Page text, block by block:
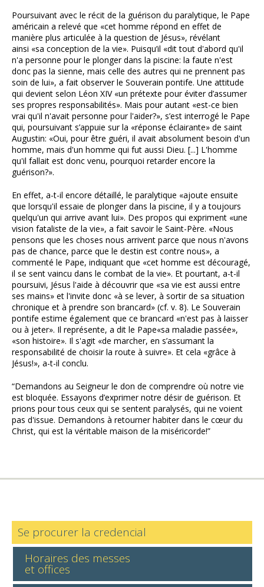
Poursuivant avec le récit de la guérison du paralytique, le Pape
américain a relevé que «cet homme répond en effet de
manière plus articulée à la question de Jésus», révélant
ainsi «sa conception de la vie». Puisqu’il «dit tout d'abord qu'il
n'a personne pour le plonger dans la piscine: la faute n'est
donc pas la sienne, mais celle des autres qui ne prennent pas
soin de lui», a fait observer le Souverain pontife. Une attitude
qui devient selon Léon XIV «un prétexte pour éviter d’assumer
ses propres responsabilités». Mais pour autant «est-ce bien
vrai qu'il n'avait personne pour l'aider?», s’est interrogé le Pape
qui, poursuivant s’appuie sur la «réponse éclairante» de saint
Augustin: «Oui, pour être guéri, il avait absolument besoin d'un
homme, mais d'un homme qui fut aussi Dieu. [...] L'homme
qu'il fallait est donc venu, pourquoi retarder encore la
guérison?».
En effet, a-t-il encore détaillé, le paralytique «ajoute ensuite
que lorsqu'il essaie de plonger dans la piscine, il y a toujours
quelqu'un qui arrive avant lui». Des propos qui expriment «une
vision fataliste de la vie», a fait savoir le Saint-Père. «Nous
pensons que les choses nous arrivent parce que nous n'avons
pas de chance, parce que le destin est contre nous», a
commenté le Pape, indiquant que «cet homme est découragé,
il se sent vaincu dans le combat de la vie». Et pourtant, a-t-il
poursuivi, Jésus l'aide à découvrir que «sa vie est aussi entre
ses mains» et l'invite donc «à se lever, à sortir de sa situation
chronique et à prendre son brancard» (cf. v. 8). Le Souverain
pontife estime également que ce brancard «n'est pas à laisser
ou à jeter». Il représente, a dit le Pape«sa maladie passée»,
«son histoire». Il s'agit «de marcher, en s’assumant la
responsabilité de choisir la route à suivre». Et cela «grâce à
Jésus!», a-t-il conclu.
“Demandons au Seigneur le don de comprendre où notre vie
est bloquée. Essayons d’exprimer notre désir de guérison. Et
prions pour tous ceux qui se sentent paralysés, qui ne voient
pas d'issue. Demandons à retourner habiter dans le cœur du
Christ, qui est la véritable maison de la miséricorde!”
Se procurer la credencial
Horaires des messes
et offices